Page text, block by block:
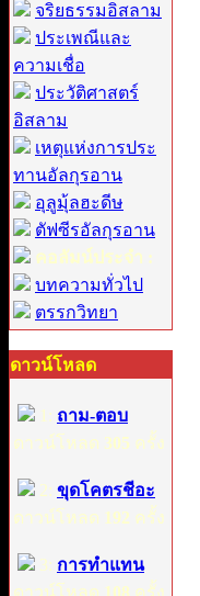
จริยธรรมอิสลาม
ประเพณีและ
ความเชื่อ
ประวัติศาสตร์
อิสลาม
เหตุแห่งการประ
ทานอัลกุรอาน
อุลูมุ้ลฮะดีษ
ตัฟซีรอัลกุรอาน
คอลัมน์ประจำ :
บทความทั่วไป
ตรรกวิทยา
ดาวน์โหลด
1: ถาม-ตอบ
ดาวน์โหลด 305 ครั้ง
2: ขุดโคตรชีอะ
ดาวน์โหลด 192 ครั้ง
3: การทำแทน
ดาวน์โหลด 108 ครั้ง